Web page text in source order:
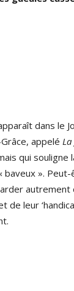
dans le
appelé
qui souligne
baveux ».
autrement
de leur